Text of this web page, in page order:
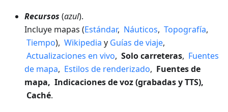
Recursos (azul).
Incluye mapas (Estándar, Náuticos, Topografía,
Tiempo), Wikipedia y Guías de viaje,
Actualizaciones en vivo, Solo carreteras, Fuentes
de mapa, Estilos de renderizado, Fuentes de
mapa, Indicaciones de voz (grabadas y TTS),
Caché.